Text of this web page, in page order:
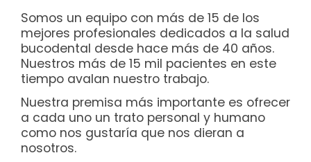
Somos un equipo con más de 15 de los
mejores profesionales dedicados a la salud
bucodental desde hace más de 40 años.
Nuestros más de 15 mil pacientes en este
tiempo avalan nuestro trabajo.
Nuestra premisa más importante es ofrecer
a cada uno un trato personal y humano
como nos gustaría que nos dieran a
nosotros.